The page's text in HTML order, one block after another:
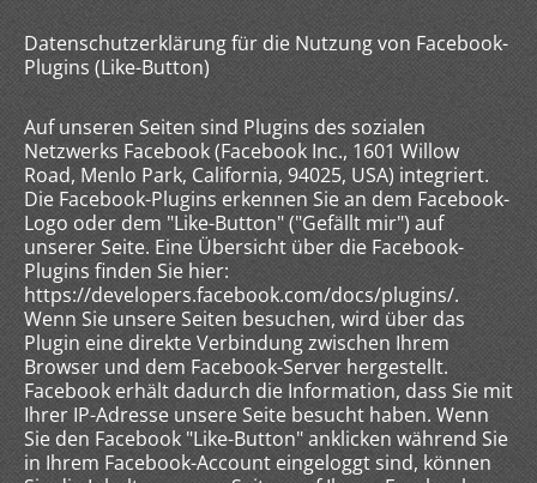
Datenschutzerklärung für die Nutzung von Facebook-
Plugins (Like-Button)
Auf unseren Seiten sind Plugins des sozialen
Netzwerks Facebook (Facebook Inc., 1601 Willow
Road, Menlo Park, California, 94025, USA) integriert.
Die Facebook-Plugins erkennen Sie an dem Facebook-
Logo oder dem "Like-Button" ("Gefällt mir") auf
unserer Seite. Eine Übersicht über die Facebook-
Plugins finden Sie hier:
https://developers.facebook.com/docs/plugins/.
Wenn Sie unsere Seiten besuchen, wird über das
Plugin eine direkte Verbindung zwischen Ihrem
Browser und dem Facebook-Server hergestellt.
Facebook erhält dadurch die Information, dass Sie mit
Ihrer IP-Adresse unsere Seite besucht haben. Wenn
Sie den Facebook "Like-Button" anklicken während Sie
in Ihrem Facebook-Account eingeloggt sind, können